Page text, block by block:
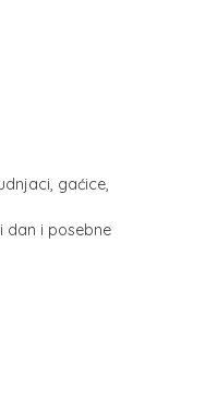
gaćice,
dan i posebne